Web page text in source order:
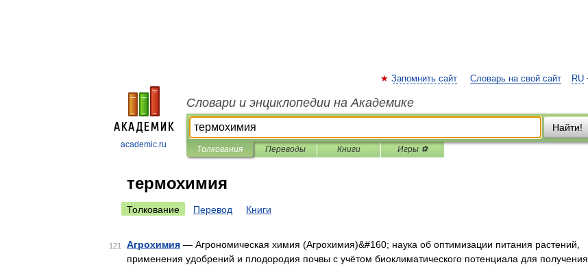
academic.ru
RU
Запомнить сайт Словарь на свой сайт
Словари и энциклопедии на Академике
Найти!
Толкования Переводы Книги Игры ⚽
термохимия
Толкование Перевод Книги
121 Агрохимия — Агрономическая химия (Агрохимия)&#160; наука об оптимизации питания растений,
применения удобрений и плодородия почвы с учётом биоклиматического потенциала для получения